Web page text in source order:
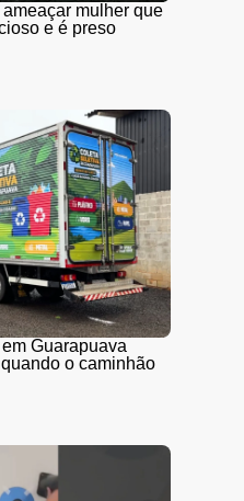
mulher que
e é preso
Guarapuava
o caminhão